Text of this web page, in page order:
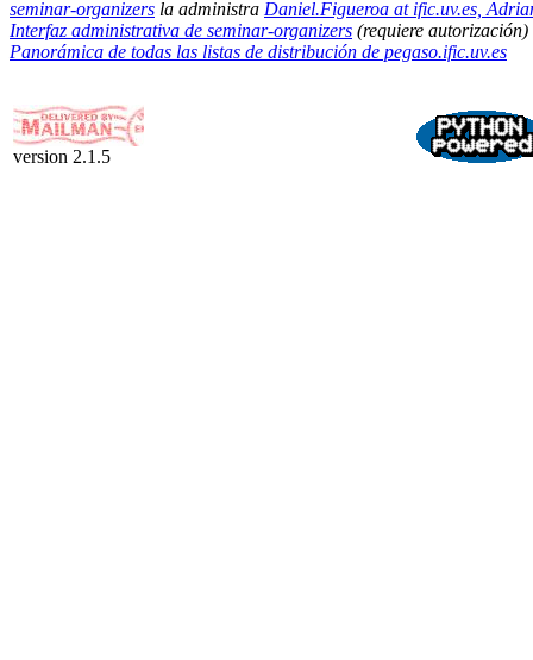
seminar-organizers la administra Daniel.Figueroa at ific.uv.es,
Interfaz administrativa de seminar-organizers (requiere autorización)
Panorámica de todas las listas de distribución de pegaso.ific.uv.es
version 2.1.5